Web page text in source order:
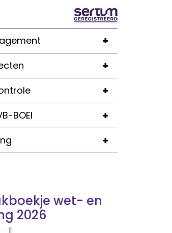
+
+
+
+
BOEI
+
wet- en
2026